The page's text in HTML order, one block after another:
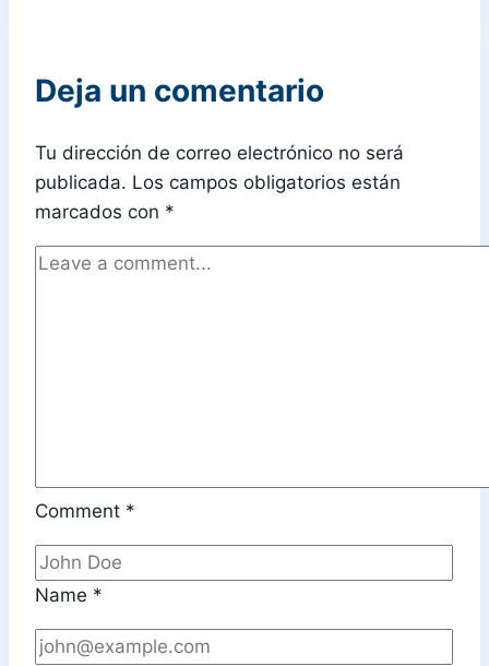
Deja un comentario
Tu dirección de correo electrónico no será
publicada. Los campos obligatorios están
marcados con *
Comment *
Name *